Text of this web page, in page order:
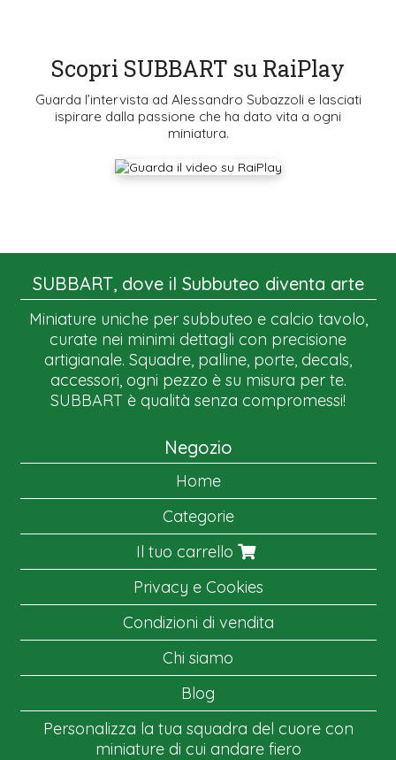
Scopri SUBBART su RaiPlay
Guarda l’intervista ad Alessandro Subazzoli e lasciati
ispirare dalla passione che ha dato vita a ogni
miniatura.
SUBBART, dove il Subbuteo diventa arte
Miniature uniche per subbuteo e calcio tavolo,
curate nei minimi dettagli con precisione
artigianale. Squadre, palline, porte, decals,
accessori, ogni pezzo è su misura per te.
SUBBART è qualità senza compromessi!
Negozio
Home
Categorie
Il tuo carrello
Privacy e Cookies
Condizioni di vendita
Chi siamo
Blog
Personalizza la tua squadra del cuore con
miniature di cui andare fiero